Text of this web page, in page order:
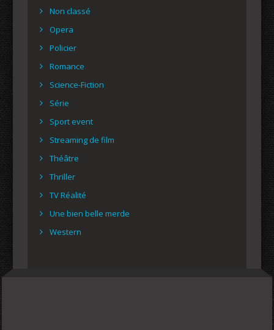
Non classé
Opera
Policier
Romance
Science-Fiction
Série
Sport event
Streaming de film
Théâtre
Thriller
TV Réalité
Une bien belle merde
Western